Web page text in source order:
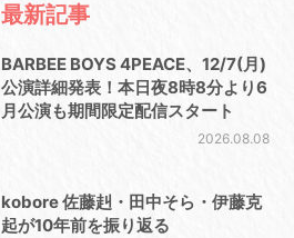
最新記事
BARBEE BOYS 4PEACE、12/7(月)
公演詳細発表！本日夜8時8分より6
月公演も期間限定配信スタート
2026.08.08
kobore 佐藤赳・田中そら・伊藤克
起が10年前を振り返る